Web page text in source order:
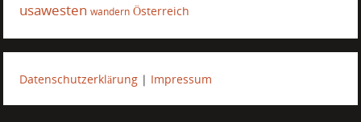
usawesten wandern Österreich
Datenschutzerklärung | Impressum